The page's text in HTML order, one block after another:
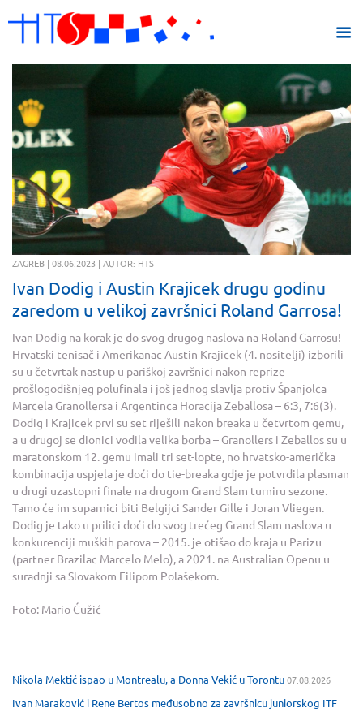
ZAGREB | 08.06.2023 | AUTOR: HTS
Ivan Dodig i Austin Krajicek drugu godinu
zaredom u velikoj završnici Roland Garrosa!
Ivan Dodig na korak je do svog drugog naslova na Roland Garrosu!
Hrvatski tenisač i Amerikanac Austin Krajicek (4. nositelji) izborili
su u četvrtak nastup u pariškoj završnici nakon reprize
prošlogodišnjeg polufinala i još jednog slavlja protiv Španjolca
Marcela Granollersa i Argentinca Horacija Zeballosa – 6:3, 7:6(3).
Dodig i Krajicek prvi su set riješili nakon breaka u četvrtom gemu,
a u drugoj se dionici vodila velika borba – Granollers i Zeballos su u
maratonskom 12. gemu imali tri set-lopte, no hrvatsko-američka
kombinacija uspjela je doći do tie-breaka gdje je potvrdila plasman
u drugi uzastopni finale na drugom Grand Slam turniru sezone.
Tamo će im suparnici biti Belgijci Sander Gille i Joran Vliegen.
Dodig je tako u prilici doći do svog trećeg Grand Slam naslova u
konkurenciji muških parova – 2015. je otišao do kraja u Parizu
(partner Brazilac Marcelo Melo), a 2021. na Australian Openu u
suradnji sa Slovakom Filipom Polašekom.
Foto: Mario Ćužić
Nikola Mektić ispao u Montrealu, a Donna Vekić u Torontu07.08.2026
Ivan Maraković i Rene Bertos međusobno za završnicu juniorskog ITF